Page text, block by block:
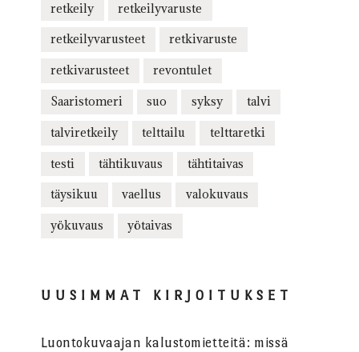
retkeily retkeilyvaruste
retkeilyvarusteet retkivaruste
retkivarusteet revontulet
Saaristomeri suo syksy talvi
talviretkeily telttailu telttaretki
testi tähtikuvaus tähtitaivas
täysikuu vaellus valokuvaus
yökuvaus yötaivas
UUSIMMAT KIRJOITUKSET
Luontokuvaajan kalustomietteitä: missä